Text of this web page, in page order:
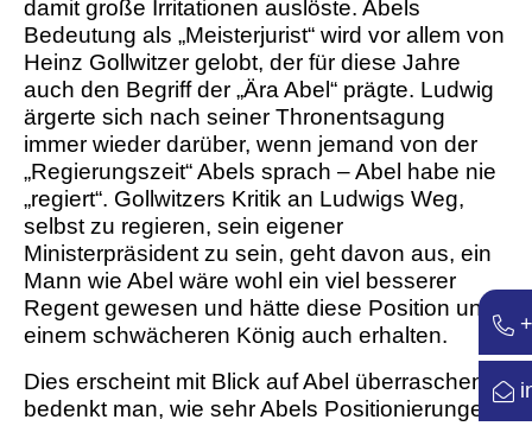
damit große Irritationen auslöste. Abels
Bedeutung als „Meisterjurist“ wird vor allem von
Heinz Gollwitzer gelobt, der für diese Jahre
auch den Begriff der „Ära Abel“ prägte. Ludwig
ärgerte sich nach seiner Thronentsagung
immer wieder darüber, wenn jemand von der
„Regierungszeit“ Abels sprach – Abel habe nie
„regiert“. Gollwitzers Kritik an Ludwigs Weg,
selbst zu regieren, sein eigener
Ministerpräsident zu sein, geht davon aus, ein
Mann wie Abel wäre wohl ein viel besserer
Regent gewesen und hätte diese Position unter
einem ­schwächeren König auch erhalten.
Dies erscheint mit Blick auf Abel überraschend,
bedenkt man, wie sehr Abels Positionierungen